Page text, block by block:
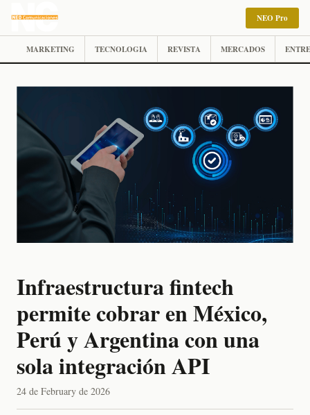
NEO Pro
MARKETING TECNOLOGIA REVISTA MERCADOS
Infraestructura fintech
permite cobrar en México,
Perú y Argentina con una
sola integración API
24 de February de 2026